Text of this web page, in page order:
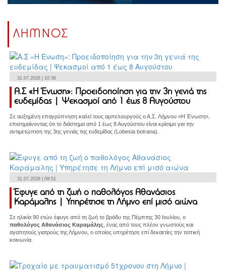
ΛΗΜΝΟΣ
31.07.2026 | 10:36
Α.Σ «Η Ένωση»: Προειδοποίηση για την 3η γενιά της
ευδεμίδας | Ψεκασμοί από 1 έως 8 Αυγούστου
Σε αυξημένη επαγρύπνηση καλεί τους αμπελουργούς ο Α.Σ. Λήμνου «Η Ένωση»,
επισημαίνοντας ότι το διάστημα από 1 έως 8 Αυγούστου είναι κρίσιμο για την
αντιμετώπιση της 3ης γενιάς της ευδεμίδας (Lobesia botrana).
31.07.2026 | 09:51
Έφυγε από τη ζωή ο παθολόγος Αθανάσιος
Καράμαλης | Υπηρέτησε τη Λήμνο επί μισό αιώνα
Σε ηλικία 90 ετών έφυγε από τη ζωή το βράδυ της Πέμπτης 30 Ιουλίου, ο
παθολόγος Αθανάσιος Καραμάλης , ένας από τους πλέον γνωστούς και
αγαπητούς γιατρούς της Λήμνου, ο οποίος υπηρέτησε επί δεκαετίες την τοπική
κοινωνία.